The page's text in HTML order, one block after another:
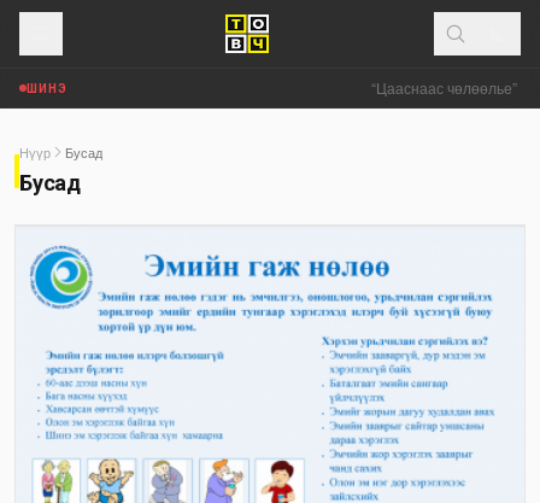
ШИНЭ “Цааснаас чөлөөлье”
Нүүр Бусад
Бусад